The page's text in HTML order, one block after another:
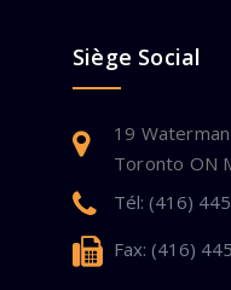
Siège Social
19
Toronto ON
Tél: (416)
Fax: (416)